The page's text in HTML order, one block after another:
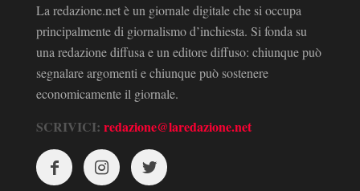
La redazione.net è un giornale digitale che si occupa
principalmente di giornalismo d’inchiesta. Si fonda su
una redazione diffusa e un editore diffuso: chiunque può
segnalare argomenti e chiunque può sostenere
economicamente il giornale.
SCRIVICI: redazione@laredazione.net